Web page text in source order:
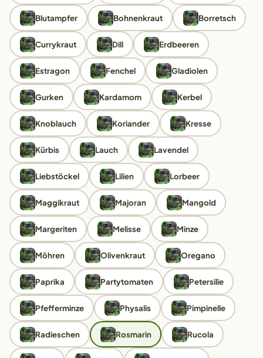
Blutampfer Bohnenkraut Borretsch
Currykraut Dill Erdbeeren
Estragon Fenchel Gladiolen
Gurken Kardamom Kerbel
Knoblauch Koriander Kresse
Kürbis Lauch Lavendel
Liebstöckel Lilien Lorbeer
Maggikraut Majoran Mangold
Margeriten Melisse Minze
Möhren Olivenkraut Oregano
Paprika Partytomaten Petersilie
Pfefferminze Physalis Pimpinelle
Radieschen Rosmarin Rucola